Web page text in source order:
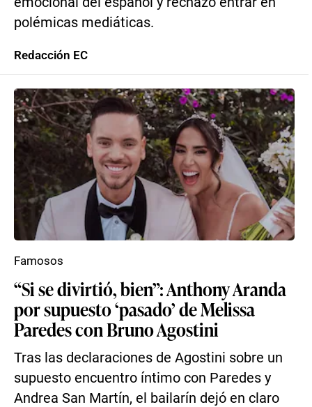
polémicas mediáticas.
Redacción EC
“Si se divirtió, bien”: Anthony Aranda
por supuesto ‘pasado’ de Melissa
Paredes con Bruno Agostini
Tras las declaraciones de Agostini sobre un
supuesto encuentro íntimo con Paredes y
Andrea San Martín, el bailarín dejó en claro
Famosos